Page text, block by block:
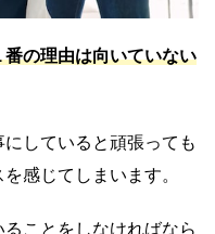
の理由は向いていない
していると頑張っても
感じてしまいます。
ことをしなければなら